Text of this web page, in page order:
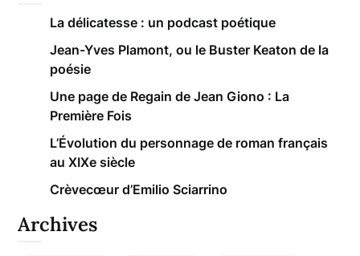
La délicatesse : un podcast poétique
Jean-Yves Plamont, ou le Buster Keaton de la
poésie
Une page de Regain de Jean Giono : La
Première Fois
L’Évolution du personnage de roman français
au XIXe siècle
Crèvecœur d’Emilio Sciarrino
Archives